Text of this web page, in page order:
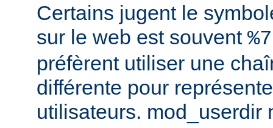
Certains jugent le
sur le web est souvent
préfèrent utiliser une
différente pour
utilisateurs. mod_userdir